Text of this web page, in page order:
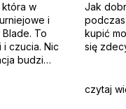
która w
i
To
i czucia. Nic
budzi
Jak
kupić
się
czytaj